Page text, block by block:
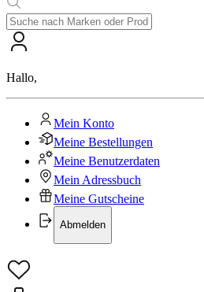
Hallo,
Mein Konto
Meine Bestellungen
Meine Benutzerdaten
Mein Adressbuch
Meine Gutscheine
Abmelden